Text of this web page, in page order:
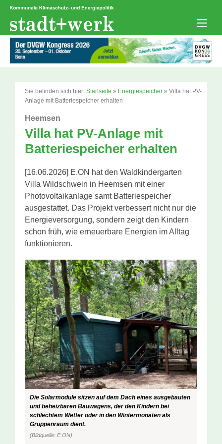
Zum
springen
Sie befinden sich hier: Startseite » Energiespeicher » Villa hat PV-
Anlage mit Batteriespeicher erhalten
Heemsen
Villa hat PV-Anlage mit
Batteriespeicher erhalten
[16.06.2026] E.ON hat den Waldkindergarten
Villa Wildschwein in Heemsen mit einer
Photovoltaikanlage samt Batteriespeicher
ausgestattet. Das Projekt verbessert nicht nur die
Energieversorgung, sondern zeigt den Kindern
schon früh, wie erneuerbare Energien im Alltag
funktionieren.
Die Solarmodule sitzen auf dem Dach eines ausgebauten
und beheizbaren Bauwagens, der den Kindern bei
schlechtem Wetter oder in den Wintermonaten als
Gruppenraum dient.
(Bildquelle: E.ON)